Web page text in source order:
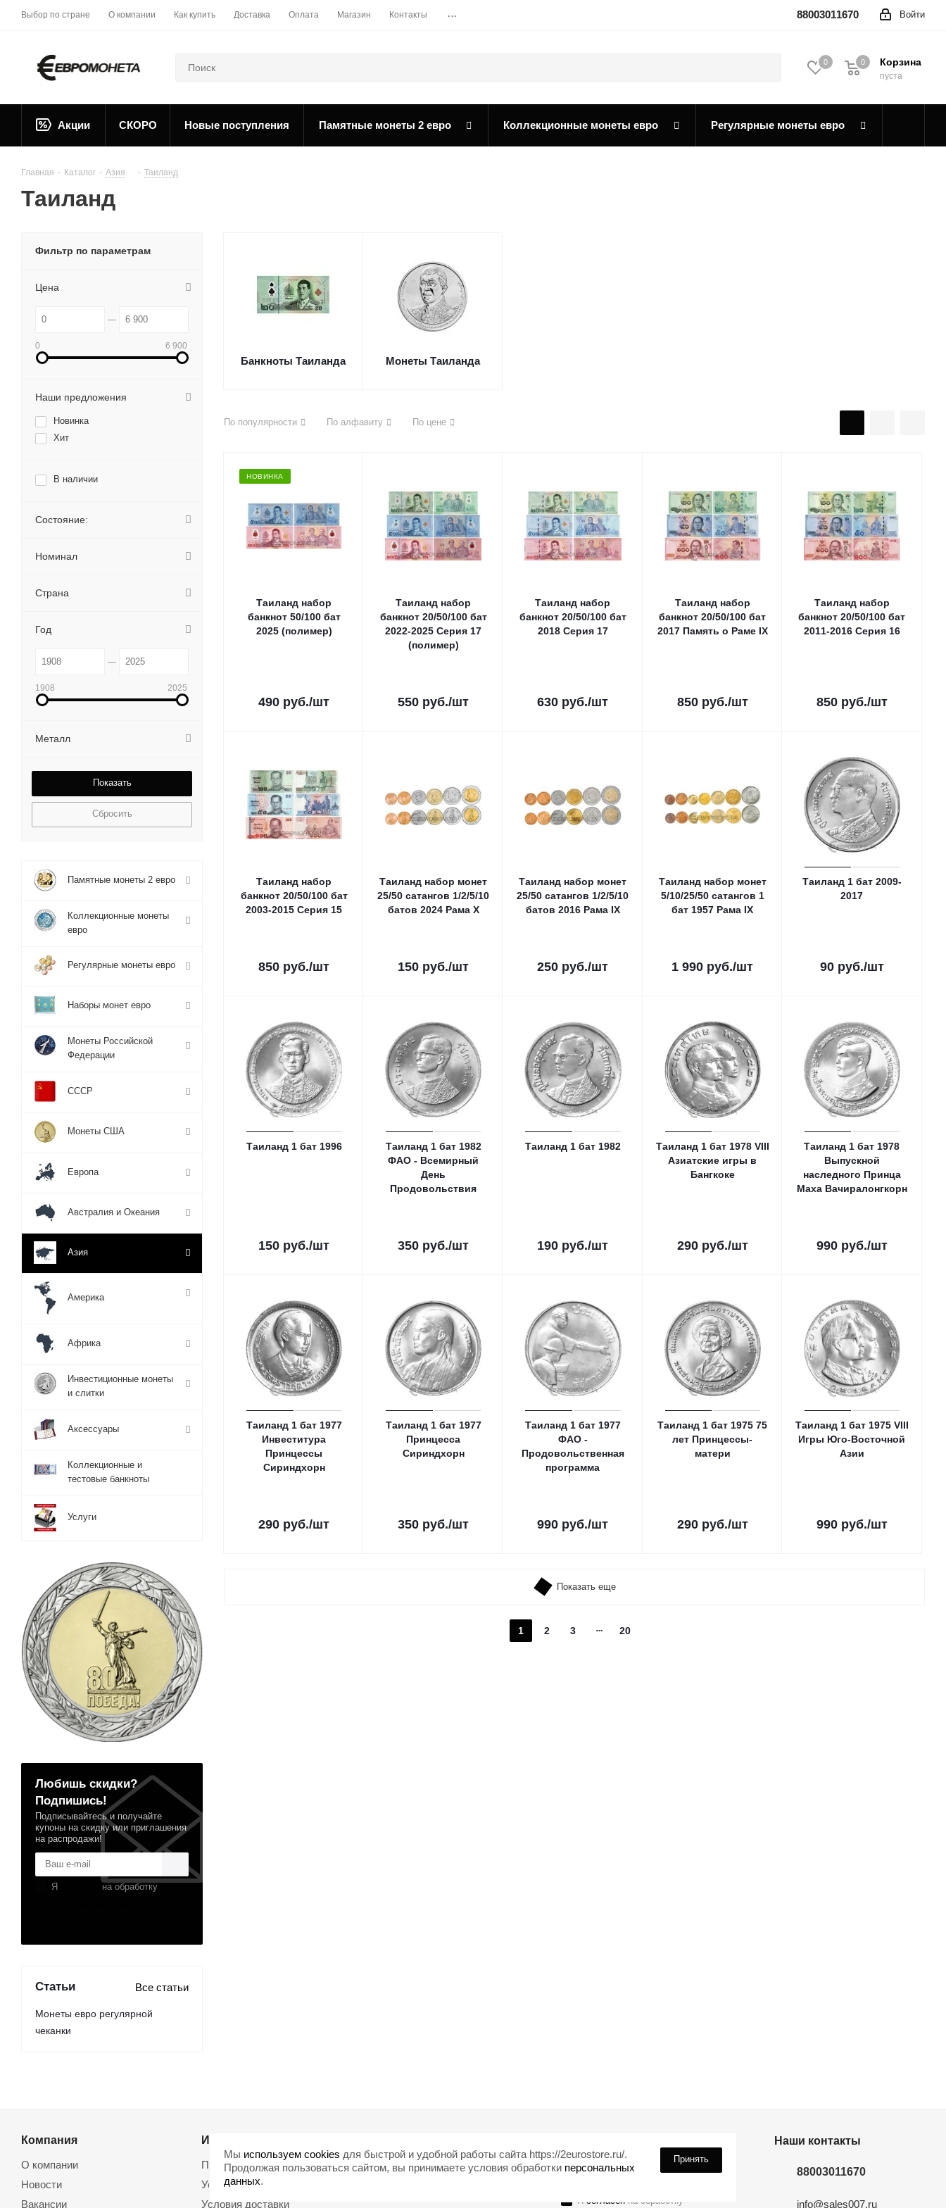
Выбор по стране О компании Как купить Доставка Оплата Магазин Контакты ... Войти
88003011670
0 Корзина
0
пуста
0
Акции СКОРО Новые поступления Памятные монеты 2 евро Коллекционные монеты евро Регулярные монеты евро
Главная - Каталог - Азия - Таиланд
Таиланд
Банкноты Таиланда Монеты Таиланда
По популярности По алфавиту По цене
НОВИНКА
Таиланд набор
банкнот 50/100 бат
2025 (полимер)
490 руб./шт
Таиланд набор
банкнот 20/50/100 бат
2022-2025 Серия 17
(полимер)
550 руб./шт
Таиланд набор
банкнот 20/50/100 бат
2018 Серия 17
630 руб./шт
Таиланд набор
банкнот 20/50/100 бат
2017 Память о Раме IX
850руб./шт
Таиланд набор
банкнот 20/50/100 бат
2011-2016 Серия 16
850руб./шт
Таиланд набор
банкнот 20/50/100 бат
2003-2015 Серия 15
850 руб./шт
Таиланд набор монет
25/50 сатангов 1/2/5/10
батов 2024 Рама Х
150 руб./шт
Таиланд набор монет
25/50 сатангов 1/2/5/10
батов 2016 Рама IХ
250 руб./шт
Таиланд набор монет
5/10/25/50 сатангов 1
бат 1957 Рама IХ
1 990 руб./шт
Таиланд 1 бат 2009-
2017
90руб./шт
Таиланд 1 бат 1996
150 руб./шт
Таиланд 1 бат 1982
ФАО - Всемирный
День
Продовольствия
350 руб./шт
Таиланд 1 бат 1982
190 руб./шт
Таиланд 1 бат 1978 VIII
Азиатские игры в
Бангкоке
290руб./шт
Таиланд 1 бат 1978
Выпускной
наследного Принца
Маха Вачиралонгкорн
990руб./шт
Таиланд 1 бат 1977
Инвеститура
Принцессы
Сириндхорн
290 руб./шт
Таиланд 1 бат 1977
Принцесса
Сириндхорн
350 руб./шт
Таиланд 1 бат 1977
ФАО -
Продовольственная
программа
990 руб./шт
Таиланд 1 бат 1975 75
лет Принцессы-
матери
290руб./шт
Таиланд 1 бат 1975 VIII
Игры Юго-Восточной
Азии
990руб./шт
Показать еще
1 2 3 20
Фильтр по параметрам
Цена
0 6 900
Наши предложения
Новинка
Хит
В наличии
Состояние:
Номинал
Страна
Год
1908 2025
Металл
Сбросить
Памятные монеты 2 евро
Коллекционные монеты
евро
Регулярные монеты евро
Наборы монет евро
Монеты Российской
Федерации
СССР
Монеты США
Европа
Австралия и Океания
Азия
Америка
Африка
Инвестиционные монеты
и слитки
Аксессуары
Коллекционные и
тестовые банкноты
Услуги
Любишь скидки?
Подпишись!
Подписывайтесь и получайте
купоны на скидку или приглашения
на распродажи!
Я
на обработку
Статьи Все статьи
Монеты евро регулярной
чеканки
Компания
О компании
Новости
Вакансии
Информация
Помощь
Условия оплаты
Условия доставки
Блог
Я согласенна обработку
Наши контакты
88003011670
info@sales007.ru
Мы используем cookies для быстрой и удобной работы сайта https://2eurostore.ru/.
Продолжая пользоваться сайтом, вы принимаете условия обработки персональных
данных.
Принять